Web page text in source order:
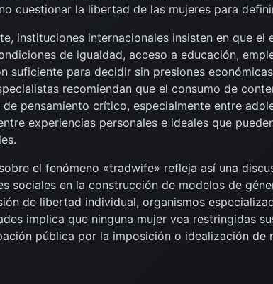
cuestionar la libertad de las mujeres para
instituciones internacionales insisten en que el
de igualdad, acceso a educación,
suficiente para decidir sin presiones
recomiendan que el consumo de
de pensamiento crítico, especialmente entre
experiencias personales e ideales que
el fenómeno «tradwife» refleja así una
sociales en la construcción de modelos de
de libertad individual, organismos
implica que ninguna mujer vea restringidas
pública por la imposición o idealización de